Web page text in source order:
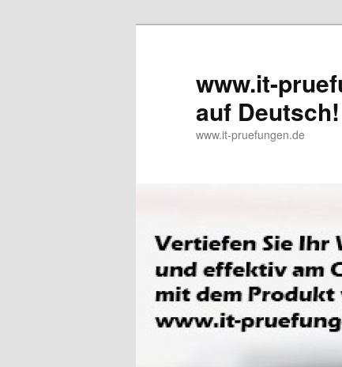
www.it-
auf Deutsch!
www.it-pruefungen.de